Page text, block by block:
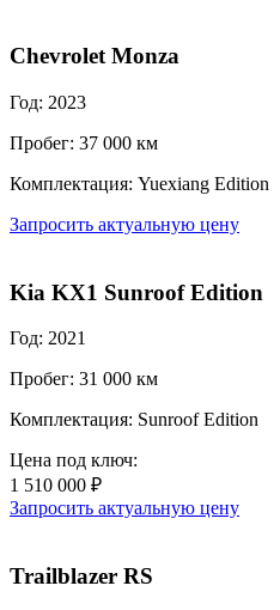
Chevrolet Monza
Год: 2023
Пробег: 37 000 км
Комплектация: Yuexiang Edition
Запросить актуальную цену
Kia KX1 Sunroof Edition
Год: 2021
Пробег: 31 000 км
Комплектация: Sunroof Edition
Цена под ключ:
1 510 000 ₽
Запросить актуальную цену
Trailblazer RS